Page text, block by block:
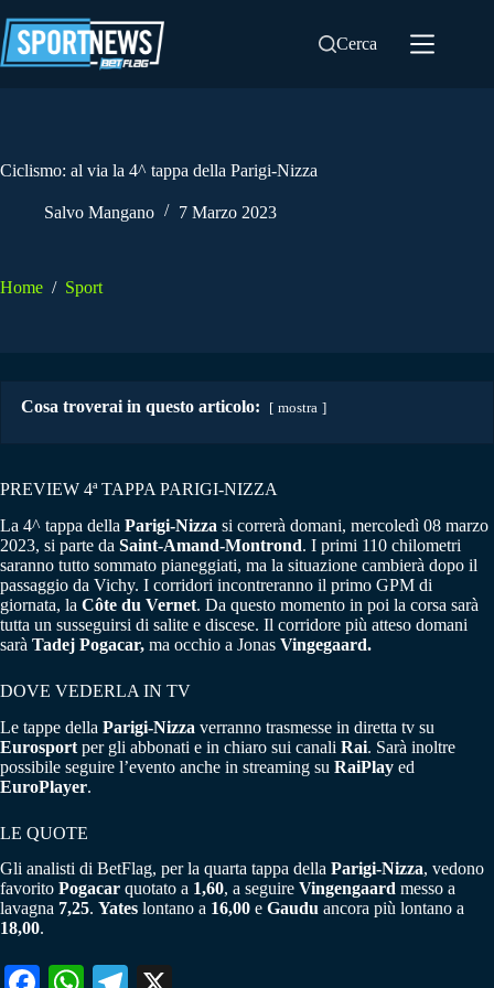
al
contenuto
Cerca
Ciclismo: al via la 4^ tappa della Parigi-Nizza
Salvo Mangano 7 Marzo 2023
Home / Sport
Cosa troverai in questo articolo: mostra
PREVIEW 4ª TAPPA PARIGI-NIZZA
La 4^ tappa della Parigi-Nizza si correrà domani, mercoledì 08 marzo
2023, si parte da Saint-Amand-Montrond. I primi 110 chilometri
saranno tutto sommato pianeggiati, ma la situazione cambierà dopo il
passaggio da Vichy. I corridori incontreranno il primo GPM di
giornata, la Côte du Vernet. Da questo momento in poi la corsa sarà
tutta un susseguirsi di salite e discese. Il corridore più atteso domani
sarà Tadej Pogacar, ma occhio a Jonas Vingegaard.
DOVE VEDERLA IN TV
Le tappe della Parigi-Nizza verranno trasmesse in diretta tv su
Eurosport per gli abbonati e in chiaro sui canali Rai. Sarà inoltre
possibile seguire l’evento anche in streaming su RaiPlay ed
EuroPlayer.
LE QUOTE
Gli analisti di BetFlag, per la quarta tappa della Parigi-Nizza, vedono
favorito Pogacar quotato a 1,60, a seguire Vingengaard messo a
lavagna 7,25. Yates lontano a 16,00 e Gaudu ancora più lontano a
18,00.